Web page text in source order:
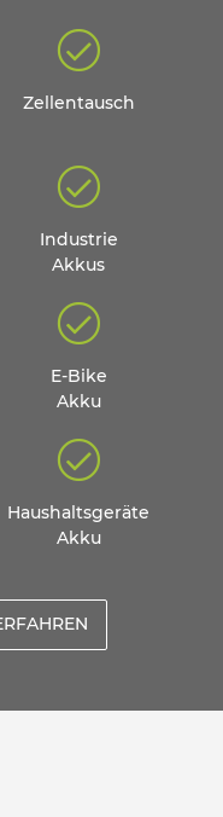
Zellentausch
Industrie
Akkus
E-Bike
Akku
Haushaltsgeräte
Akku